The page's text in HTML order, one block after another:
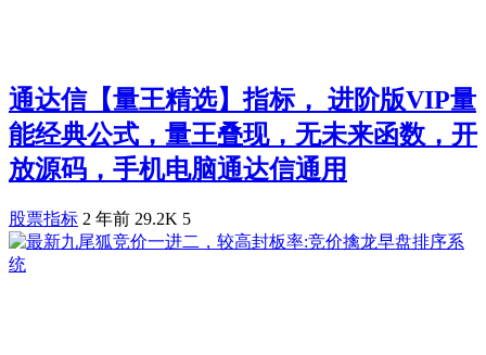
通达信【量王精选】指标， 进阶版VIP量
能经典公式，量王叠现，无未来函数，开
放源码，手机电脑通达信通用
股票指标 2 年前 29.2K 5